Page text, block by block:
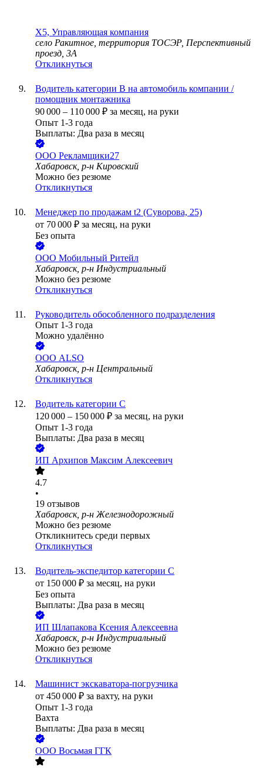
X5, Управляющая компания
село Ракитное, территория ТОСЭР, Перспективный
проезд, 3А
Откликнуться
Водитель категории B на автомобиль компании /
помощник монтажника
90 000 – 110 000 ₽ за месяц, на руки
Опыт 1-3 года
Выплаты: Два раза в месяц
ООО Рекламщики27
Хабаровск, р-н Кировский
Можно без резюме
Откликнуться
Менеджер по продажам t2 (Суворова, 25)
от 70 000 ₽ за месяц, на руки
Без опыта
ООО Мобильный Ритейл
Хабаровск, р-н Индустриальный
Можно без резюме
Откликнуться
Руководитель обособленного подразделения
Опыт 1-3 года
Можно удалённо
ООО ALSO
Хабаровск, р-н Центральный
Откликнуться
Водитель категории С
120 000 – 150 000 ₽ за месяц, на руки
Опыт 1-3 года
Выплаты: Два раза в месяц
ИП Архипов Максим Алексеевич
4.7
•
19 отзывов
Хабаровск, р-н Железнодорожный
Можно без резюме
Откликнитесь среди первых
Откликнуться
Водитель-экспедитор категории С
от 150 000 ₽ за месяц, на руки
Без опыта
Выплаты: Два раза в месяц
ИП Шлапакова Ксения Алексеевна
Хабаровск, р-н Индустриальный
Можно без резюме
Откликнуться
Машинист экскаватора-погрузчика
от 450 000 ₽ за вахту, на руки
Опыт 1-3 года
Вахта
Выплаты: Два раза в месяц
ООО Восьмая ГГК